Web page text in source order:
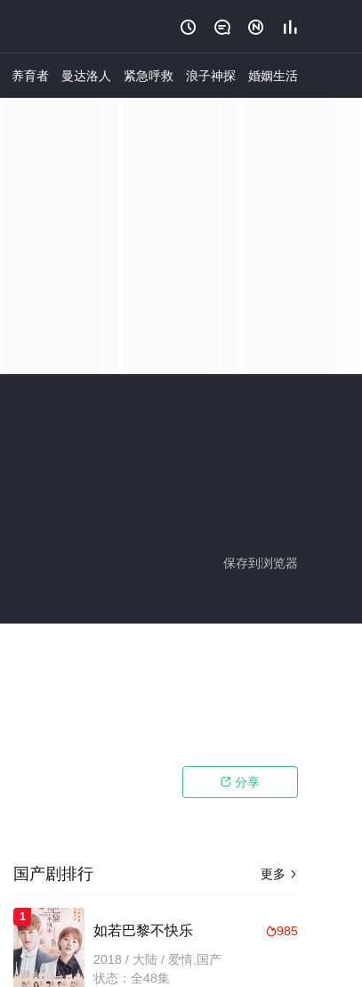
   
养育者 曼达洛人 紧急呼救 浪子神探 婚姻生活
保存到浏览器
 分享
更多 
国产剧排行
1
985
如若巴黎不快乐
2018 / 大陆 / 爱情,国产
状态：全48集